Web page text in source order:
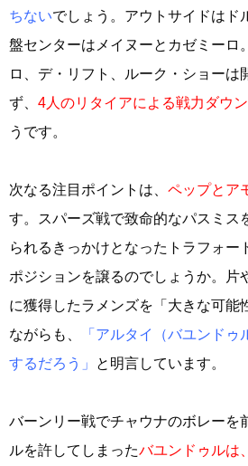
ちないでしょう。アウトサイドはド
盤センターはメイヌーとカゼミーロ
ロ、デ・リフト、ルーク・ショーは
ず、 4人のリタイアによる戦力ダウ
うです。
次なる注目ポイントは、 ペップとア
す。スパーズ戦で致命的なパスミス
られるきっかけとなったトラフォー
ポジションを譲るのでしょうか。片
に獲得したラメンズを「大きな可能
ながらも、
「アルタイ（バユンド
するだろう」
と明言しています。
バーンリー戦でチャウナのボレーを
ルを許してしまったバユンドゥルは